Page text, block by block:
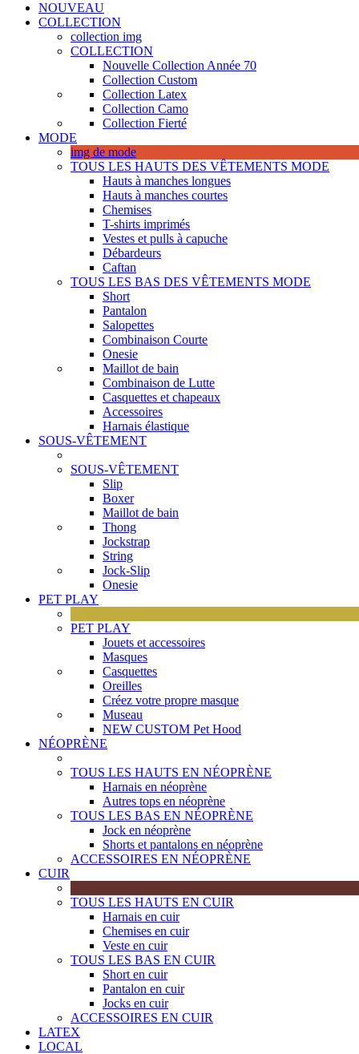
NOUVEAU
COLLECTION
collection img
COLLECTION
Nouvelle Collection Année 70
Collection Custom
Collection Latex
Collection Camo
Collection Fierté
MODE
img de mode
TOUS LES HAUTS DES VÊTEMENTS MODE
Hauts à manches longues
Hauts à manches courtes
Chemises
T-shirts imprimés
Vestes et pulls à capuche
Débardeurs
Caftan
TOUS LES BAS DES VÊTEMENTS MODE
Short
Pantalon
Salopettes
Combinaison Courte
Onesie
Maillot de bain
Combinaison de Lutte
Casquettes et chapeaux
Accessoires
Harnais élastique
SOUS-VÊTEMENT
SOUS-VÊTEMENT
Slip
Boxer
Maillot de bain
Thong
Jockstrap
String
Jock-Slip
Onesie
PET PLAY
PET PLAY
Jouets et accessoires
Masques
Casquettes
Oreilles
Créez votre propre masque
Museau
NEW CUSTOM Pet Hood
NÉOPRÈNE
TOUS LES HAUTS EN NÉOPRÈNE
Harnais en néoprène
Autres tops en néoprène
TOUS LES BAS EN NÉOPRÈNE
Jock en néoprène
Shorts et pantalons en néoprène
ACCESSOIRES EN NÉOPRÈNE
CUIR
TOUS LES HAUTS EN CUIR
Harnais en cuir
Chemises en cuir
Veste en cuir
TOUS LES BAS EN CUIR
Short en cuir
Pantalon en cuir
Jocks en cuir
ACCESSOIRES EN CUIR
LATEX
LOCAL